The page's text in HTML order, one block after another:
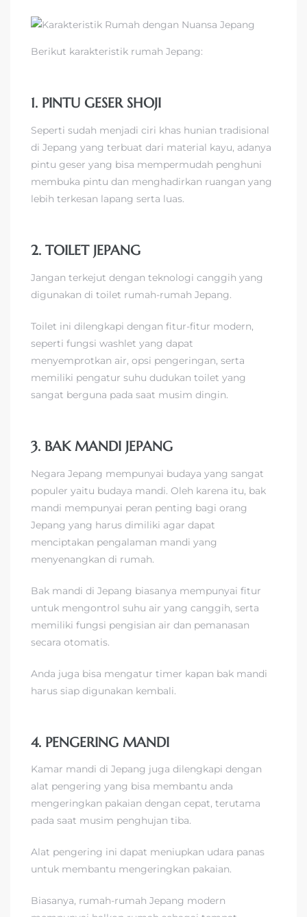
Berikut karakteristik rumah Jepang:
1. PINTU GESER SHOJI
Seperti sudah menjadi ciri khas hunian tradisional
di Jepang yang terbuat dari material kayu, adanya
pintu geser yang bisa mempermudah penghuni
membuka pintu dan menghadirkan ruangan yang
lebih terkesan lapang serta luas.
2. TOILET JEPANG
Jangan terkejut dengan teknologi canggih yang
digunakan di toilet rumah-rumah Jepang.
Toilet ini dilengkapi dengan fitur-fitur modern,
seperti fungsi washlet yang dapat
menyemprotkan air, opsi pengeringan, serta
memiliki pengatur suhu dudukan toilet yang
sangat berguna pada saat musim dingin.
3. BAK MANDI JEPANG
Negara Jepang mempunyai budaya yang sangat
populer yaitu budaya mandi. Oleh karena itu, bak
mandi mempunyai peran penting bagi orang
Jepang yang harus dimiliki agar dapat
menciptakan pengalaman mandi yang
menyenangkan di rumah.
Bak mandi di Jepang biasanya mempunyai fitur
untuk mengontrol suhu air yang canggih, serta
memiliki fungsi pengisian air dan pemanasan
secara otomatis.
Anda juga bisa mengatur timer kapan bak mandi
harus siap digunakan kembali.
4. PENGERING MANDI
Kamar mandi di Jepang juga dilengkapi dengan
alat pengering yang bisa membantu anda
mengeringkan pakaian dengan cepat, terutama
pada saat musim penghujan tiba.
Alat pengering ini dapat meniupkan udara panas
untuk membantu mengeringkan pakaian.
Biasanya, rumah-rumah Jepang modern